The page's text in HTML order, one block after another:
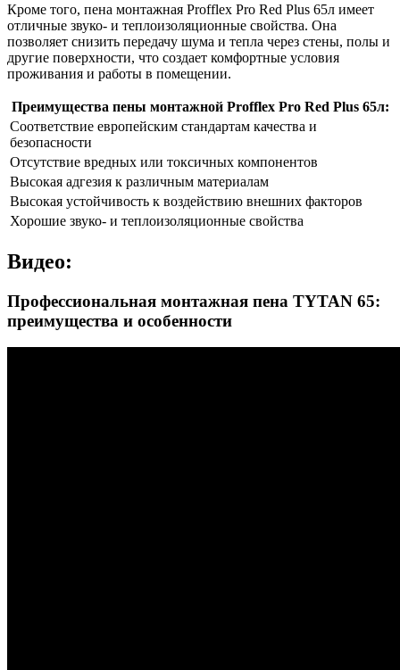
Кроме того, пена монтажная Profflex Pro Red Plus 65л имеет
отличные звуко- и теплоизоляционные свойства. Она
позволяет снизить передачу шума и тепла через стены, полы и
другие поверхности, что создает комфортные условия
проживания и работы в помещении.
Преимущества пены монтажной Profflex Pro Red Plus 65л:
Соответствие европейским стандартам качества и
безопасности
Отсутствие вредных или токсичных компонентов
Высокая адгезия к различным материалам
Высокая устойчивость к воздействию внешних факторов
Хорошие звуко- и теплоизоляционные свойства
Видео:
Профессиональная монтажная пена TYTAN 65:
преимущества и особенности